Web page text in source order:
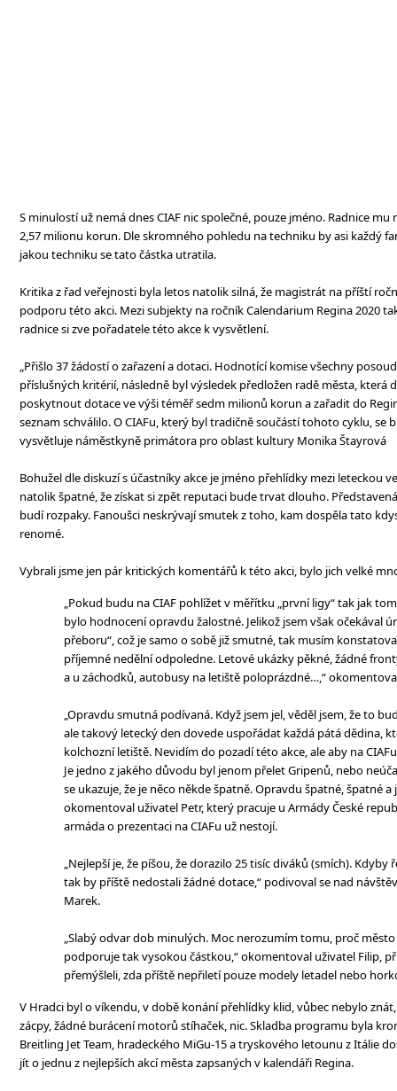
S minulostí už nemá dnes CIAF nic společné, pouze jméno. Radnice
2,57 milionu korun. Dle skromného pohledu na techniku by asi každý
jakou techniku se tato částka utratila.
Kritika z řad veřejnosti byla letos natolik silná, že magistrát na příští
podporu této akci. Mezi subjekty na ročník Calendarium Regina 2020
radnice si zve pořadatele této akce k vysvětlení.
„Přišlo 37 žádostí o zařazení a dotaci. Hodnotící komise všechny
příslušných kritérií, následně byl výsledek předložen radě města, která
poskytnout dotace ve výši téměř sedm milionů korun a zařadit do
seznam schválilo. O CIAFu, který byl tradičně součástí tohoto cyklu, se
vysvětluje náměstkyně primátora pro oblast kultury Monika Štayrová
Bohužel dle diskuzí s účastníky akce je jméno přehlídky mezi leteckou
natolik špatné, že získat si zpět reputaci bude trvat dlouho.
budí rozpaky. Fanoušci neskrývají smutek z toho, kam dospěla tato
renomé.
Vybrali jsme jen pár kritických komentářů k této akci, bylo jich velké
„Pokud budu na CIAF pohlížet v měřítku „první ligy“ tak jak
bylo hodnocení opravdu žalostné. Jelikož jsem však očekával
přeboru“, což je samo o sobě již smutné, tak musím
příjemné nedělní odpoledne. Letové ukázky pěkné, žádné
a u záchodků, autobusy na letiště poloprázdné…,“
„Opravdu smutná podívaná. Když jsem jel, věděl jsem, že to
ale takový letecký den dovede uspořádat každá pátá dědina,
kolchozní letiště. Nevidím do pozadí této akce, ale aby na
Je jedno z jakého důvodu byl jenom přelet Gripenů, nebo
se ukazuje, že je něco někde špatně. Opravdu špatné, špatné a
okomentoval uživatel Petr, který pracuje u Armády České
armáda o prezentaci na CIAFu už nestojí.
„Nejlepší je, že píšou, že dorazilo 25 tisíc diváků (smích).
tak by příště nedostali žádné dotace,“ podivoval se nad
Marek.
„Slabý odvar dob minulých. Moc nerozumím tomu, proč
podporuje tak vysokou částkou,“ okomentoval uživatel Filip,
přemýšleli, zda příště nepřiletí pouze modely letadel nebo
V Hradci byl o víkendu, v době konání přehlídky klid, vůbec nebylo znát,
zácpy, žádné burácení motorů stíhaček, nic. Skladba programu byla
Breitling Jet Team, hradeckého MiGu-15 a tryskového letounu z Itálie
jít o jednu z nejlepších akcí města zapsaných v kalendáři Regina.